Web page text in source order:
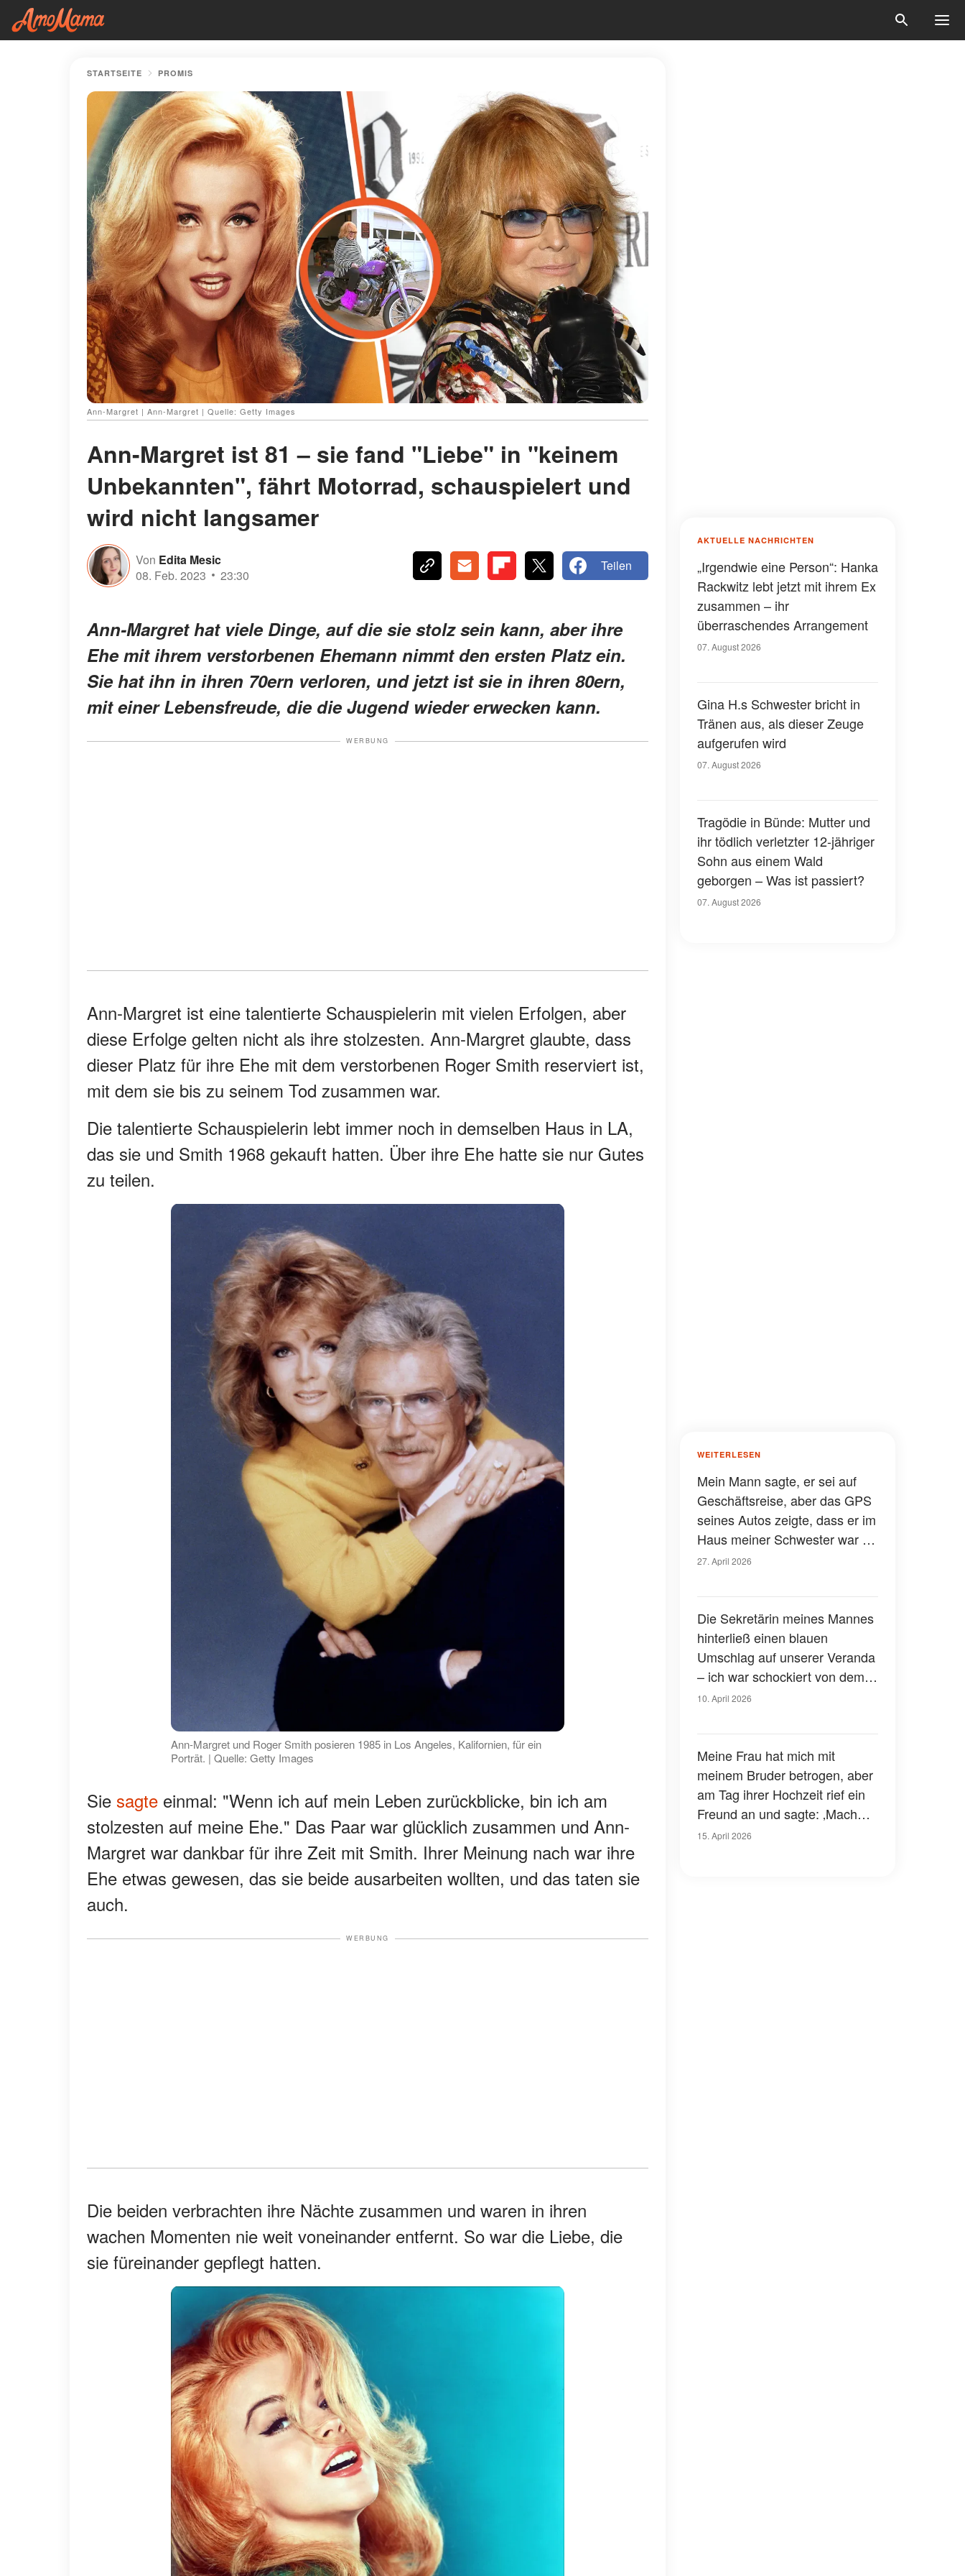
STARTSEITE PROMIS
Ann-Margret | Ann-Margret | Quelle: Getty Images
Ann-Margret ist 81 – sie fand "Liebe" in "keinem
Unbekannten", fährt Motorrad, schauspielert und
wird nicht langsamer
Von Edita Mesic
08. Feb. 2023
23:30
Teilen
Ann-Margret hat viele Dinge, auf die sie stolz sein kann, aber ihre
Ehe mit ihrem verstorbenen Ehemann nimmt den ersten Platz ein.
Sie hat ihn in ihren 70ern verloren, und jetzt ist sie in ihren 80ern,
mit einer Lebensfreude, die die Jugend wieder erwecken kann.
WERBUNG
Ann-Margret ist eine talentierte Schauspielerin mit vielen Erfolgen, aber
diese Erfolge gelten nicht als ihre stolzesten. Ann-Margret glaubte, dass
dieser Platz für ihre Ehe mit dem verstorbenen Roger Smith reserviert ist,
mit dem sie bis zu seinem Tod zusammen war.
Die talentierte Schauspielerin lebt immer noch in demselben Haus in LA,
das sie und Smith 1968 gekauft hatten. Über ihre Ehe hatte sie nur Gutes
zu teilen.
Ann-Margret und Roger Smith posieren 1985 in Los Angeles, Kalifornien, für ein
Porträt. | Quelle: Getty Images
Sie sagte einmal: "Wenn ich auf mein Leben zurückblicke, bin ich am
stolzesten auf meine Ehe." Das Paar war glücklich zusammen und Ann-
Margret war dankbar für ihre Zeit mit Smith. Ihrer Meinung nach war ihre
Ehe etwas gewesen, das sie beide ausarbeiten wollten, und das taten sie
auch.
WERBUNG
Die beiden verbrachten ihre Nächte zusammen und waren in ihren
wachen Momenten nie weit voneinander entfernt. So war die Liebe, die
sie füreinander gepflegt hatten.
AKTUELLE NACHRICHTEN
„Irgendwie eine Person“: Hanka
Rackwitz lebt jetzt mit ihrem Ex
zusammen – ihr
überraschendes Arrangement
07. August 2026
Gina H.s Schwester bricht in
Tränen aus, als dieser Zeuge
aufgerufen wird
07. August 2026
Tragödie in Bünde: Mutter und
ihr tödlich verletzter 12-jähriger
Sohn aus einem Wald
geborgen – Was ist passiert?
07. August 2026
WEITERLESEN
Mein Mann sagte, er sei auf
Geschäftsreise, aber das GPS
seines Autos zeigte, dass er im
Haus meiner Schwester war –
als ich durch ihre Haustür ging,
27. April 2026
Die Sekretärin meines Mannes
hinterließ einen blauen
Umschlag auf unserer Veranda
– ich war schockiert von dem,
was drin war
10. April 2026
Meine Frau hat mich mit
meinem Bruder betrogen, aber
am Tag ihrer Hochzeit rief ein
Freund an und sagte: ‚Mach
den Fernseher an! Schau dir
15. April 2026